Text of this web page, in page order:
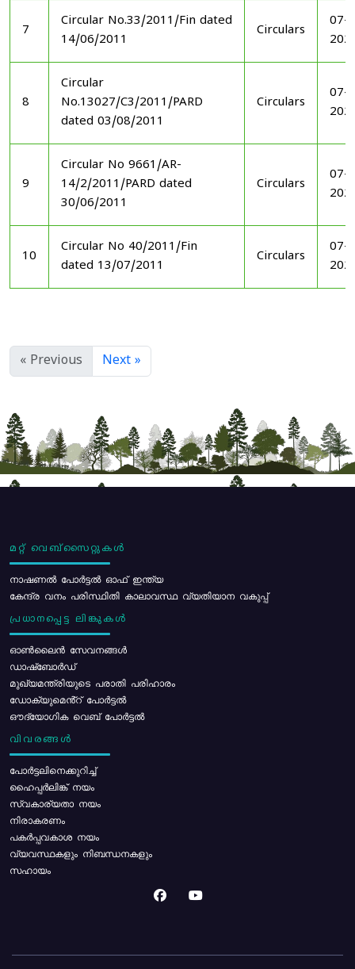
7
Circular No.33/2011/Fin dated
14/06/2011
Circulars
07-
8
Circular
No.13027/C3/2011/PARD
dated 03/08/2011
Circulars
07-
9
Circular No 9661/AR-
14/2/2011/PARD dated
30/06/2011
Circulars
07-
10
Circular No 40/2011/Fin
dated 13/07/2011
Circulars
07-
« Previous Next »
മറ്റ് വെബ്സൈറ്റുകൾ
നാഷണൽ പോർട്ടൽ ഓഫ് ഇന്ത്യ
കേന്ദ്ര വനം പരിസ്ഥിതി കാലാവസ്ഥ വ്യതിയാന വകുപ്പ്
പ്രധാനപ്പെട്ട ലിങ്കുകൾ
ഓൺലൈൻ സേവനങ്ങൾ
ഡാഷ്ബോർഡ്
മുഖ്യമന്ത്രിയുടെ പരാതി പരിഹാരം
ഡോക്യുമെൻ്റ് പോർട്ടൽ
ഔദ്യോഗിക വെബ് പോർട്ടൽ
വിവരങ്ങൾ
പോര്‍ട്ടലിനെക്കുറിച്ച്
ഹൈപ്പർലിങ്ക് നയം
സ്വകാര്യതാ നയം
നിരാകരണം
പകർപ്പവകാശ നയം
വ്യവസ്ഥകളും നിബന്ധനകളും
സഹായം